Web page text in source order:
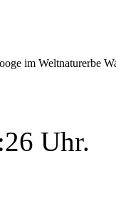
im Weltnaturerbe
Uhr.